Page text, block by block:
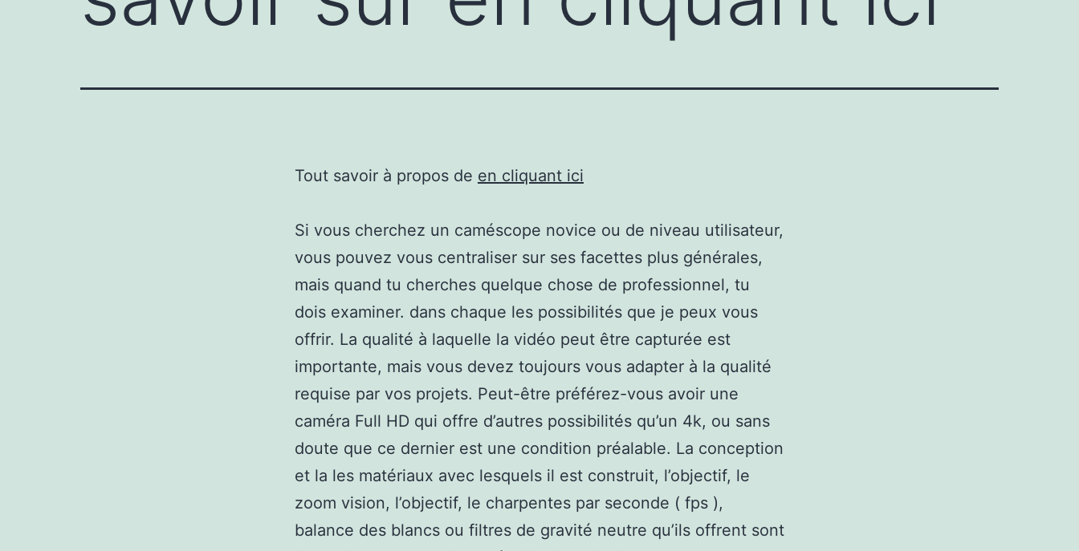
Tout savoir à propos de en cliquant ici
Si vous cherchez un caméscope novice ou de niveau utilisateur,
vous pouvez vous centraliser sur ses facettes plus générales,
mais quand tu cherches quelque chose de professionnel, tu
dois examiner. dans chaque les possibilités que je peux vous
offrir. La qualité à laquelle la vidéo peut être capturée est
importante, mais vous devez toujours vous adapter à la qualité
requise par vos projets. Peut-être préférez-vous avoir une
caméra Full HD qui offre d’autres possibilités qu’un 4k, ou sans
doute que ce dernier est une condition préalable. La conception
et la les matériaux avec lesquels il est construit, l’objectif, le
zoom vision, l’objectif, le charpentes par seconde ( fps ),
balance des blancs ou filtres de gravité neutre qu’ils offrent sont